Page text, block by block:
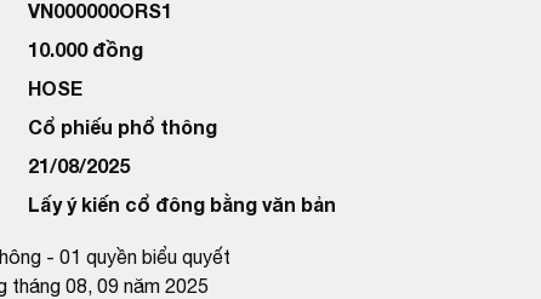
VN000000ORS1
10.000 đồng
HOSE
Cổ phiếu phổ thông
21/08/2025
Lấy ý kiến cổ đông bằng văn bản
- 01 quyền biểu quyết
tháng 08, 09 năm 2025